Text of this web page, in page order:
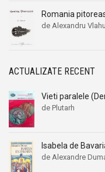
Romania
de Alexandru
ACTUALIZATE RECENT
Vieti paralele
de Plutarh
Isabela de
de Alexandre